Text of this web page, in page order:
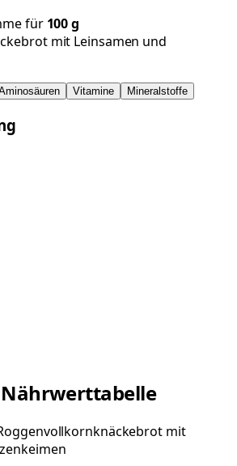
für 100g
mit Leinsamen und
Vitamine Mineralstoffe
mit